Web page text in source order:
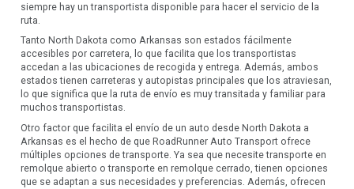
siempre hay un transportista disponible para hacer el servicio de la
ruta.
Tanto North Dakota como Arkansas son estados fácilmente
accesibles por carretera, lo que facilita que los transportistas
accedan a las ubicaciones de recogida y entrega. Además, ambos
estados tienen carreteras y autopistas principales que los atraviesan,
lo que significa que la ruta de envío es muy transitada y familiar para
muchos transportistas.
Otro factor que facilita el envío de un auto desde North Dakota a
Arkansas es el hecho de que RoadRunner Auto Transport ofrece
múltiples opciones de transporte. Ya sea que necesite transporte en
remolque abierto o transporte en remolque cerrado, tienen opciones
que se adaptan a sus necesidades y preferencias. Además, ofrecen